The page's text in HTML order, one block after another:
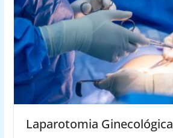
Laparotomia Ginecológica